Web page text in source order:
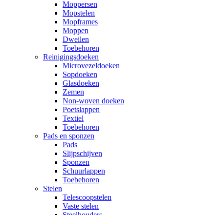
Moppersen
Mopstelen
Mopframes
Moppen
Dweilen
Toebehoren
Reinigingsdoeken
Microvezeldoeken
Sopdoeken
Glasdoeken
Zemen
Non-woven doeken
Poetslappen
Textiel
Toebehoren
Pads en sponzen
Pads
Slijpschijven
Sponzen
Schuurlappen
Toebehoren
Stelen
Telescoopstelen
Vaste stelen